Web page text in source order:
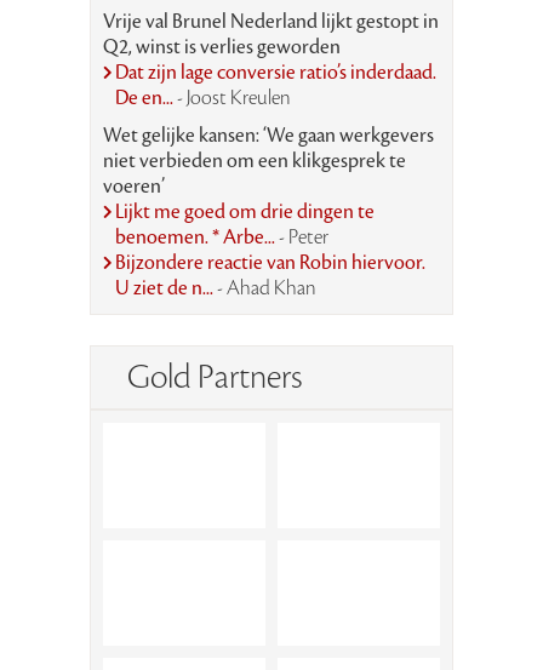
Vrije val Brunel Nederland lijkt gestopt in
Q2, winst is verlies geworden
Dat zijn lage conversie ratio’s inderdaad.
De en...- Joost Kreulen
Wet gelijke kansen: ‘We gaan werkgevers
niet verbieden om een klikgesprek te
voeren’
Lijkt me goed om drie dingen te
benoemen. * Arbe...- Peter
Bijzondere reactie van Robin hiervoor.
U ziet de n...- Ahad Khan
Gold Partners